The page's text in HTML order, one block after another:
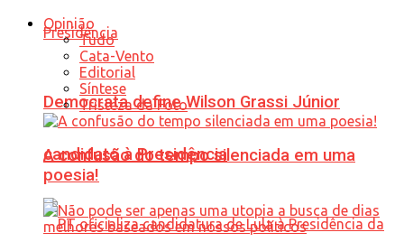
Democrata define Wilson Grassi Júnior
candidato à Presidência
Opinião
Tudo
Cata-Vento
Editorial
Síntese
Tristeza da Foto
A confusão do tempo silenciada em uma
poesia!